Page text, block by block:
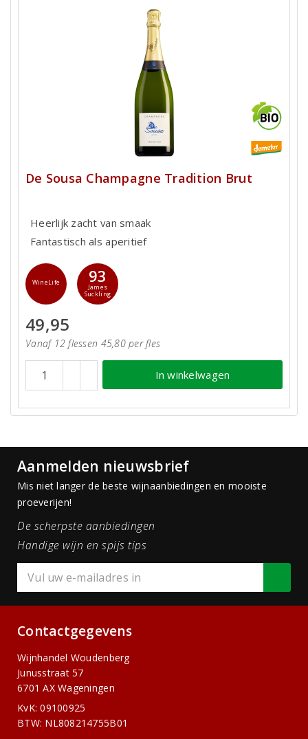
De Sousa Champagne Tradition Brut
Heerlijk zacht van smaak
Fantastisch als aperitief
WineLife 93
James
Suckling
49,95
Vanaf 12 flessen 45,80 per fles
In winkelwagen
Aanmelden nieuwsbrief
Mis niet langer de beste wijnaanbiedingen en mooiste
proeverijen!
De scherpste aanbiedingen
Handige wijn en spijs tips
Contactgegevens
Wijnhandel Woudenberg
Junusstraat 57
6701 AX Wageningen
KvK: 09100925
BTW: NL808214755B01